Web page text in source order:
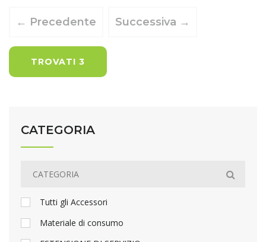
← Precedente Successiva →
TROVATI 3
CATEGORIA
Tutti gli Accessori
Materiale di consumo